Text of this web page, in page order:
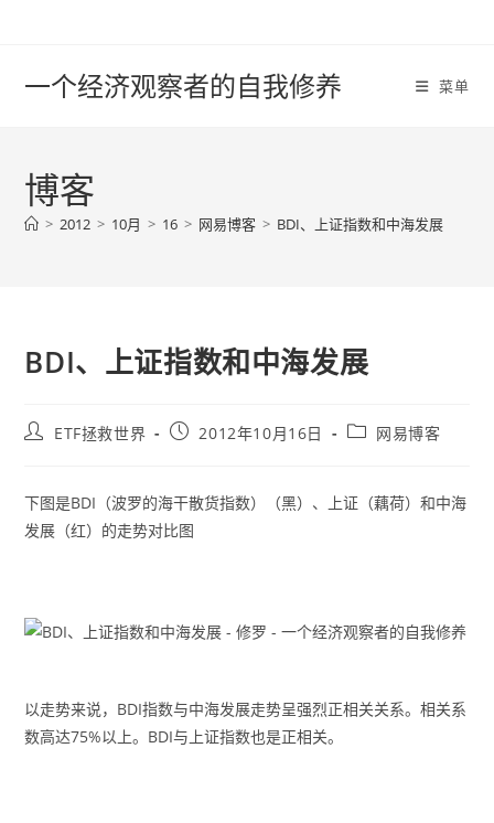
一个经济观察者的自我修养 菜单
博客
> 2012 > 10月 > 16 > 网易博客 > BDI、上证指数和中海发展
BDI、上证指数和中海发展
PostETF拯救世界
Post2012年10月16日
Post网易博客
下图是BDI（波罗的海干散货指数）（黑）、上证（藕荷）和中海
发展（红）的走势对比图
以走势来说，BDI指数与中海发展走势呈强烈正相关关系。相关系
数高达75%以上。BDI与上证指数也是正相关。